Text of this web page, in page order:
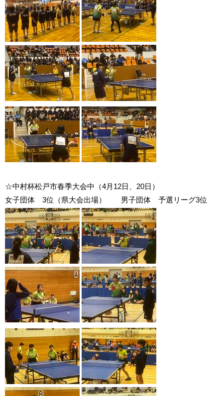
☆中村杯松戸市春季大会中（4月12日、20日）
女子団体 3位（県大会出場） 男子団体 予選リーグ3位